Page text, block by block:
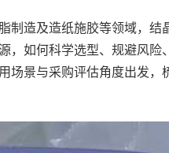
制造及造纸施胶等领域，
，如何科学选型、规避风
场景与采购评估角度出发